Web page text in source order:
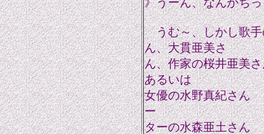
うむ～、しかし歌手
ん、大貫亜美さ
ん、作家の桜井亜美
あるいは
女優の水野真紀さん（
ー
ターの水森亜土さん（